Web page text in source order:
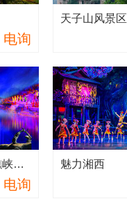
电询
天子山风景区
天门狐仙—新刘海砍樵峡谷音乐剧
电询
魅力湘西